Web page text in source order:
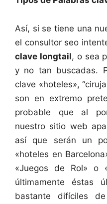
Así, si se tiene una
el consultor seo
clave longtail, o sea
y no tan buscadas.
clave «hoteles»,
son en extremo
probable que al
nuestro sitio web
así que serán un
«hoteles en
«Juegos de Rol» o
últimamente éstas
bastante difíciles